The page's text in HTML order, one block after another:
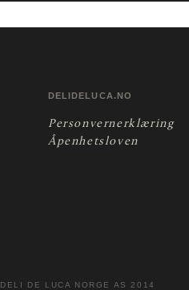
DELIDELUCA.NO
Personvernerklæring
Åpenhetsloven
DELI DE LUCA NORGE AS 2014